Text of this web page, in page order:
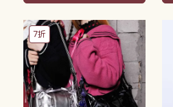
7折